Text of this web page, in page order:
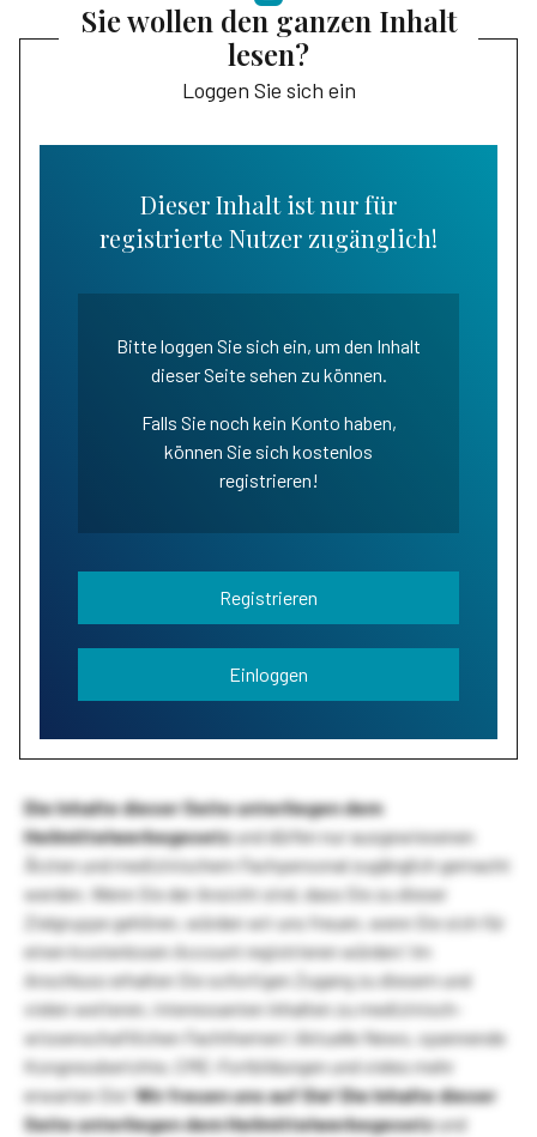
Sie wollen den ganzen Inhalt
lesen?
Loggen Sie sich ein
Dieser Inhalt ist nur für
registrierte Nutzer zugänglich!
Bitte loggen Sie sich ein, um den Inhalt
dieser Seite sehen zu können.
Falls Sie noch kein Konto haben,
können Sie sich kostenlos
registrieren!
Registrieren
Einloggen
Die Inhalte dieser Seite unterliegen dem
Heilmittelwerbegesetzund dürfen nur ausgewiesenen
Ärzten und medizinischem Fachpersonal zugänglich gemacht
werden. Wenn Sie der Ansicht sind, dass Sie zu dieser
Zielgruppe gehören, würden wir uns freuen, wenn Sie sich für
einen kostenlosen Account registrieren würden! Im
Anschluss erhalten Sie sofortigen Zugang zu diesem und
vielen weiteren, interessanten Inhalten zu medizinisch-
wissenschaftlichen Fachthemen! Aktuelle News, spannende
Kongressberichte, CME-Fortbildungen und vieles mehr
erwarten Sie!Wir freuen uns auf Sie!Die Inhalte dieser
Seite unterliegen dem Heilmittelwerbegesetzund